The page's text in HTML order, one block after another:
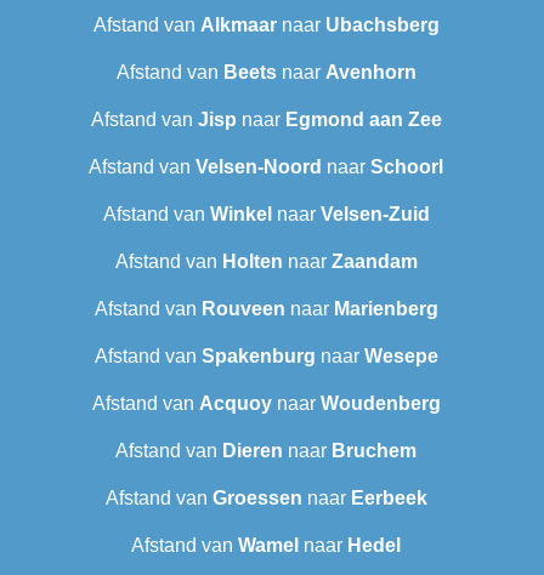
Afstand van Alkmaarnaar Ubachsberg
Afstand van Beetsnaar Avenhorn
Afstand van Jisp naar Egmond aan Zee
Afstand van Velsen-Noord naar Schoorl
Afstand van Winkel naar Velsen-Zuid
Afstand van Holten naar Zaandam
Afstand van Rouveen naar Marienberg
Afstand van Spakenburg naar Wesepe
Afstand van Acquoynaar Woudenberg
Afstand van Dieren naar Bruchem
Afstand van Groessen naar Eerbeek
Afstand van Wamel naar Hedel